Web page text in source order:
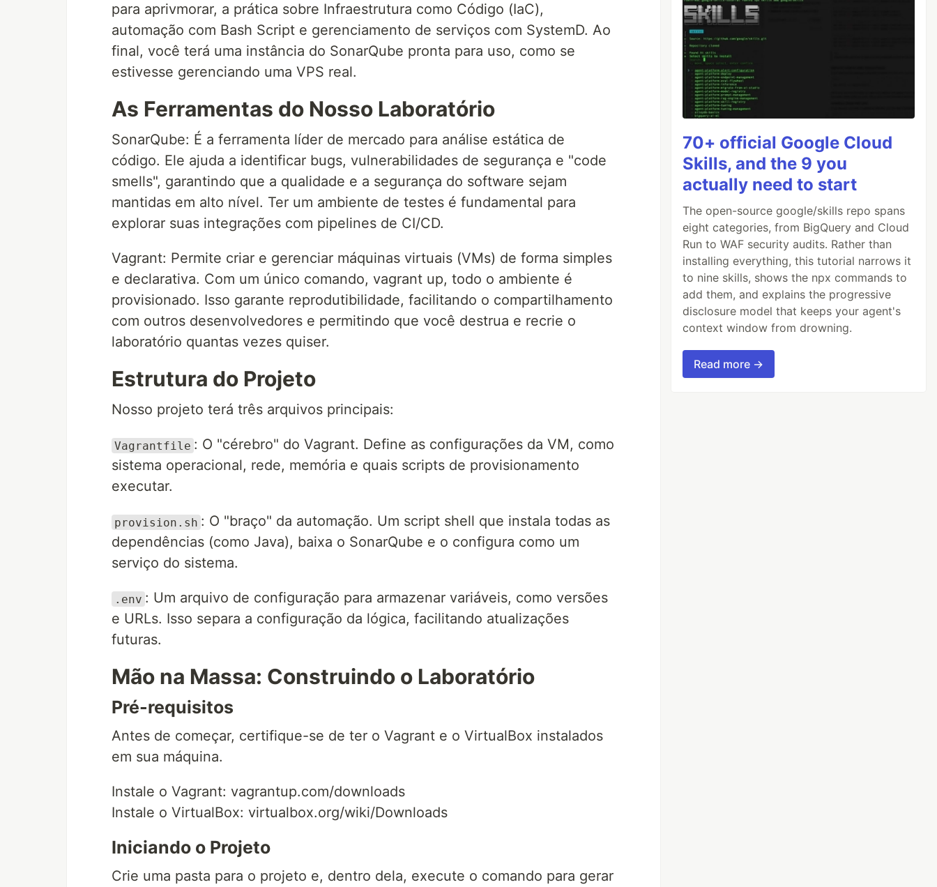
para aprivmorar, a prática sobre Infraestrutura como Código (IaC),
automação com Bash Script e gerenciamento de serviços com SystemD. Ao
final, você terá uma instância do SonarQube pronta para uso, como se
estivesse gerenciando uma VPS real.
As Ferramentas do Nosso Laboratório
SonarQube: É a ferramenta líder de mercado para análise estática de
código. Ele ajuda a identificar bugs, vulnerabilidades de segurança e "code
smells", garantindo que a qualidade e a segurança do software sejam
mantidas em alto nível. Ter um ambiente de testes é fundamental para
explorar suas integrações com pipelines de CI/CD.
Vagrant: Permite criar e gerenciar máquinas virtuais (VMs) de forma simples
e declarativa. Com um único comando, vagrant up, todo o ambiente é
provisionado. Isso garante reprodutibilidade, facilitando o compartilhamento
com outros desenvolvedores e permitindo que você destrua e recrie o
laboratório quantas vezes quiser.
Estrutura do Projeto
Nosso projeto terá três arquivos principais:
Vagrantfile : O "cérebro" do Vagrant. Define as configurações da VM, como
sistema operacional, rede, memória e quais scripts de provisionamento
executar.
provision.sh : O "braço" da automação. Um script shell que instala todas as
dependências (como Java), baixa o SonarQube e o configura como um
serviço do sistema.
.env : Um arquivo de configuração para armazenar variáveis, como versões
e URLs. Isso separa a configuração da lógica, facilitando atualizações
futuras.
Mão na Massa: Construindo o Laboratório
Pré-requisitos
Antes de começar, certifique-se de ter o Vagrant e o VirtualBox instalados
em sua máquina.
Instale o Vagrant: vagrantup.com/downloads
Instale o VirtualBox: virtualbox.org/wiki/Downloads
Iniciando o Projeto
Crie uma pasta para o projeto e, dentro dela, execute o comando para gerar
70+ official Google Cloud
Skills, and the 9 you
actually need to start
The open-source google/skills repo spans
eight categories, from BigQuery and Cloud
Run to WAF security audits. Rather than
installing everything, this tutorial narrows it
to nine skills, shows the npx commands to
add them, and explains the progressive
disclosure model that keeps your agent's
context window from drowning.
Read more →